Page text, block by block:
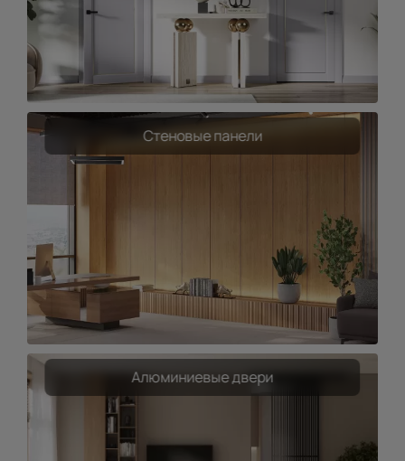
Стеновые панели
Алюминиевые двери